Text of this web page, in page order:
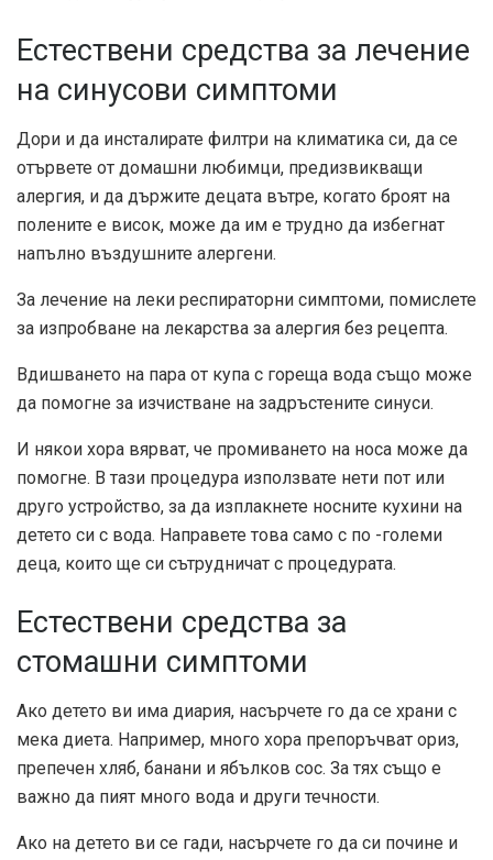
Естествени средства за лечение
на синусови симптоми
Дори и да инсталирате филтри на климатика си, да се
отървете от домашни любимци, предизвикващи
алергия, и да държите децата вътре, когато броят на
полените е висок, може да им е трудно да избегнат
напълно въздушните алергени.
За лечение на леки респираторни симптоми, помислете
за изпробване на лекарства за алергия без рецепта.
Вдишването на пара от купа с гореща вода също може
да помогне за изчистване на задръстените синуси.
И някои хора вярват, че промиването на носа може да
помогне. В тази процедура използвате нети пот или
друго устройство, за да изплакнете носните кухини на
детето си с вода. Направете това само с по -големи
деца, които ще си сътрудничат с процедурата.
Естествени средства за
стомашни симптоми
Ако детето ви има диария, насърчете го да се храни с
мека диета. Например, много хора препоръчват ориз,
препечен хляб, банани и ябълков сос. За тях също е
важно да пият много вода и други течности.
Ако на детето ви се гади, насърчете го да си почине и